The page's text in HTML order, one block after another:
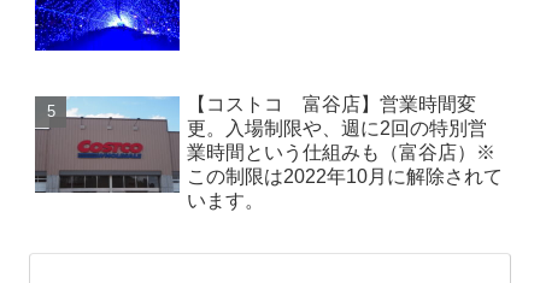
【コストコ 富谷店】営業時間変
更。入場制限や、週に2回の特別営
業時間という仕組みも（富谷店）※
この制限は2022年10月に解除されて
います。